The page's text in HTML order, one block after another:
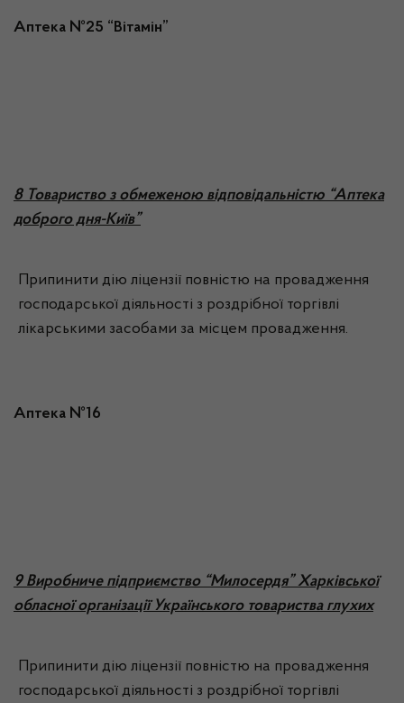
Аптека №25 “Вітамін”
8 Товариство з обмеженою відповідальністю “Аптека
доброго дня-Київ”
Припинити дію ліцензії повністю на провадження
господарської діяльності з роздрібної торгівлі
лікарськими засобами за місцем провадження.
Аптека №16
9 Виробниче підприємство “Милосердя” Харківської
обласної організації Українського товариства глухих
Припинити дію ліцензії повністю на провадження
господарської діяльності з роздрібної торгівлі